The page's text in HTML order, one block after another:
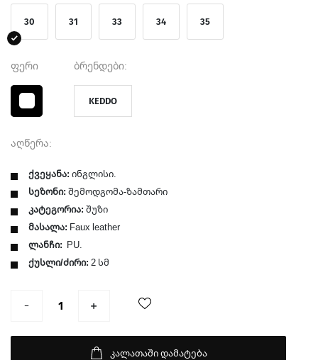
30 31 33 34 35
ფერი ბრენდები:
KEDDO
აღწერა:
ქვეყანა: ინგლისი.
სეზონი: შემოდგომა-ზამთარი
კატეგორია: შუზი
მასალა: Faux leather
ლანჩი: PU.
ქუსლი/ძირი: 2 სმ
კალათაში დამატება